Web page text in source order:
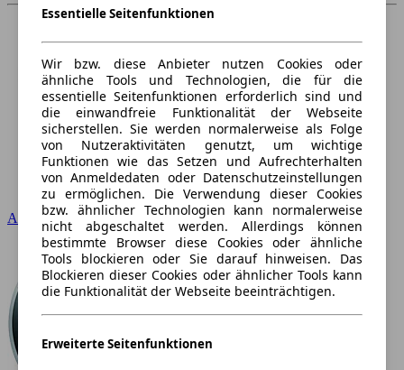
Audi
Essentielle Seitenfunktionen
Wir bzw. diese Anbieter nutzen Cookies oder
ähnliche Tools und Technologien, die für die
essentielle Seitenfunktionen erforderlich sind und
die einwandfreie Funktionalität der Webseite
sicherstellen. Sie werden normalerweise als Folge
von Nutzeraktivitäten genutzt, um wichtige
Funktionen wie das Setzen und Aufrechterhalten
von Anmeldedaten oder Datenschutzeinstellungen
zu ermöglichen. Die Verwendung dieser Cookies
bzw. ähnlicher Technologien kann normalerweise
nicht abgeschaltet werden. Allerdings können
bestimmte Browser diese Cookies oder ähnliche
Tools blockieren oder Sie darauf hinweisen. Das
Blockieren dieser Cookies oder ähnlicher Tools kann
die Funktionalität der Webseite beeinträchtigen.
Erweiterte Seitenfunktionen